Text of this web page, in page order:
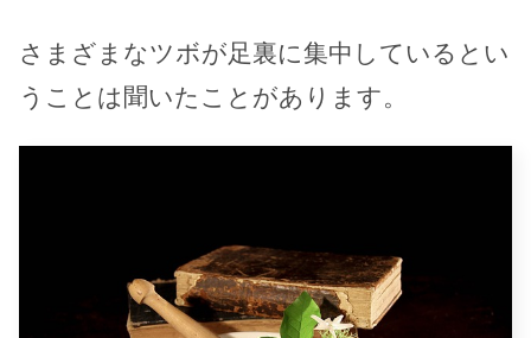
さまざまなツボが足裏に集中しているとい
うことは聞いたことがあります。